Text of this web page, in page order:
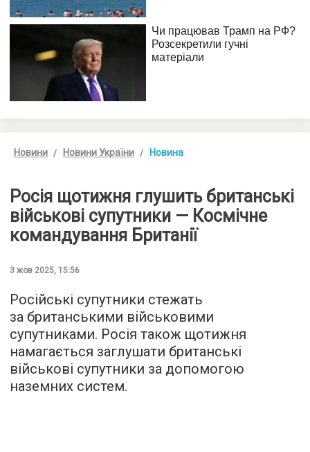
Новини Новини України Новина
Росія щотижня глушить британські
військові супутники — Космічне
командування Британії
3 жов 2025, 15:56
Російські супутники стежать
за британськими військовими
супутниками. Росія також щотижня
намагається заглушати британські
військові супутники за допомогою
наземних систем.